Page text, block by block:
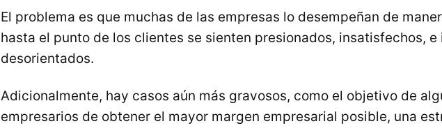
El problema es que muchas de las empresas lo desempeñan de
hasta el punto de los clientes se sienten presionados, insatisfechos, e
desorientados.
Adicionalmente, hay casos aún más gravosos, como el objetivo de
empresarios de obtener el mayor margen empresarial posible, una